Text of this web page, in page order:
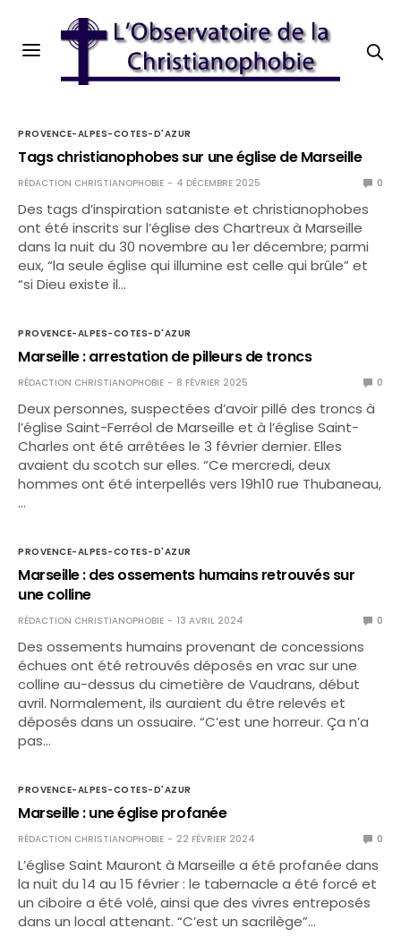
PROVENCE-ALPES-COTES-D'AZUR
Tags christianophobes sur une église de Marseille
RÉDACTION CHRISTIANOPHOBIE 4 DÉCEMBRE 2025 0
Des tags d’inspiration sataniste et christianophobes
ont été inscrits sur l’église des Chartreux à Marseille
dans la nuit du 30 novembre au 1er décembre; parmi
eux, “la seule église qui illumine est celle qui brûle” et
“si Dieu existe il…
PROVENCE-ALPES-COTES-D'AZUR
Marseille : arrestation de pilleurs de troncs
RÉDACTION CHRISTIANOPHOBIE 8 FÉVRIER 2025 0
Deux personnes, suspectées d’avoir pillé des troncs à
l’église Saint-Ferréol de Marseille et à l’église Saint-
Charles ont été arrêtées le 3 février dernier. Elles
avaient du scotch sur elles. “Ce mercredi, deux
hommes ont été interpellés vers 19h10 rue Thubaneau,
…
PROVENCE-ALPES-COTES-D'AZUR
Marseille : des ossements humains retrouvés sur
une colline
RÉDACTION CHRISTIANOPHOBIE 13 AVRIL 2024 0
Des ossements humains provenant de concessions
échues ont été retrouvés déposés en vrac sur une
colline au-dessus du cimetière de Vaudrans, début
avril. Normalement, ils auraient du être relevés et
déposés dans un ossuaire. “C’est une horreur. Ça n’a
pas…
PROVENCE-ALPES-COTES-D'AZUR
Marseille : une église profanée
RÉDACTION CHRISTIANOPHOBIE 22 FÉVRIER 2024 0
L’église Saint Mauront à Marseille a été profanée dans
la nuit du 14 au 15 février : le tabernacle a été forcé et
un ciboire a été volé, ainsi que des vivres entreposés
dans un local attenant. “C’est un sacrilège”…